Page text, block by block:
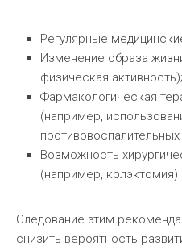
Регулярные
Изменение образа
физическая активность);
Фармакологическая
(например,
Возможность
(например, колэктомия)
Следование этим
снизить вероятность